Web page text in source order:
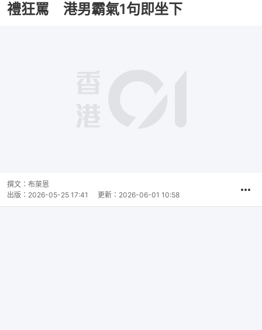
禮狂罵 港男霸氣1句即坐下
撰文： 布萊恩
出版： 2026-05-25 17:41 更新： 2026-06-01 10:58